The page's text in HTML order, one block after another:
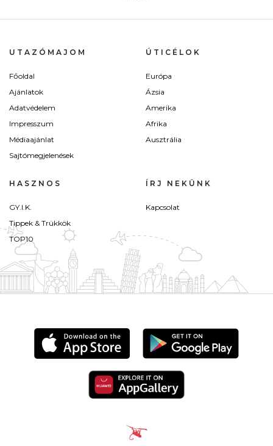
UTAZÓMAJOM
Főoldal
Ajánlatok
Adatvédelem
Impresszum
Médiaajánlat
Sajtómegjelenések
ÚTICÉLOK
Európa
Ázsia
Amerika
Afrika
Ausztrália
HASZNOS
GY.I.K.
Tippek & Trükkök
TOP10
ÍRJ NEKÜNK
Kapcsolat